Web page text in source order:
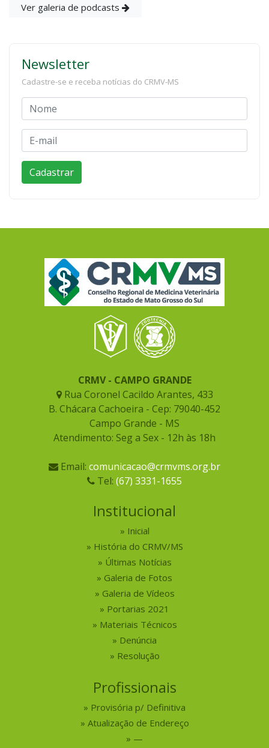
Ver galeria de podcasts
Newsletter
Cadastre-se e receba notícias do CRMV-MS
CRMV - CAMPO GRANDE
Rua Coronel Cacildo Arantes, 433
B. Chácara Cachoeira - Cep: 79040-452
Campo Grande - MS
Atendimento: Seg a Sex - 12h às 18h
Email: comunicacao@crmvms.org.br
Tel: (67) 3331-1655
Institucional
Inicial
História do CRMV/MS
Últimas Notícias
Galeria de Fotos
Galeria de Vídeos
Portarias 2021
Materiais Técnicos
Denúncia
Resolução
Profissionais
Provisória p/ Definitiva
Atualização de Endereço
—